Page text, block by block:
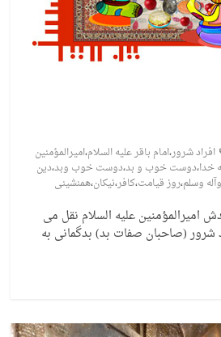
افراد شرور،امام باقر علیه السلام،امیرالمؤمنین
خدا،دوست خوب و بد،دوست خوب وبد،دین
وسلم،روز قیامت،کافر،نیکان،همنشینی
امیرالمؤمنین علیه السلام نقل می
شرور (صاحبان صفات بد) بدگمانی به